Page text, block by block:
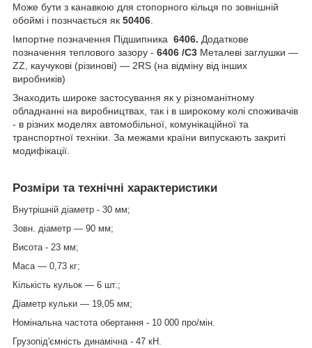
Може бути з канавкою для стопорного кільця по зовнішній
обоймі і познчається як 50406
Імпортне позначення Підшипника 6406. Додаткове
позначення теплового зазору - 6406 /C3 Металеві заглушки —
ZZ, каучукові (різинові) — 2RS (на відміну від інших
виробників)
Знаходить широке застосування як у різноманітному
обладнанні на виробництвах, так і в широкому колі споживачів
- в різних моделях автомобільної, комунікаційної та
транспортної техніки. За межами країни випускають закриті
модифікації.
Розміри та технічні характеристики
Внутрішній діаметр - 30 мм;
Зовн. діаметр — 90 мм;
Висота - 23 мм;
Маса — 0,73 кг;
Кількість кульок — 6 шт.;
Діаметр кульки — 19,05 мм;
Номінальна частота обертання - 10 000 про/мін.
Грузопід'ємність динамічна - 47 кН.